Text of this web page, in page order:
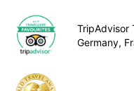
TripAdvisor
Germany,